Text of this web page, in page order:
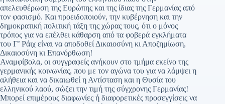
απελευθέρωση της Ευρώπης και της ίδιας της Γερμανίας από
τον φασισμό. Και προειδοποιούν, την κυβέρνηση και την
δημοκρατική πολιτική τάξη της χώρας τους, ότι ο μόνος
τρόπος για να επέλθει κάθαρση από τα φοβερά εγκλήματα
του Γ’ Ράιχ είναι να αποδοθεί Δικαιοσύνη κι Αποζημίωση,
Δικαιοσύνη κι Επανόρθωση!
Αναμφίβολα, οι συγγραφείς ανήκουν στο τμήμα εκείνο της
γερμανικής κοινωνίας, που με τον αγώνα του για να λάμψει η
αλήθεια και να δικαιωθεί η Αντίσταση και η Θυσία του
ελληνικού λαού, σώζει την τιμή της σύγχρονης Γερμανίας!
Μπορεί επιμέρους διαφωνίες ή διαφορετικές προσεγγίσεις να